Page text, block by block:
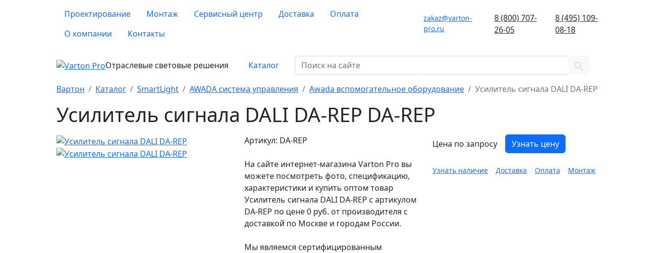
Проектирование Монтаж Сервисный центр Доставка
Оплата
О компании
Контакты
zakaz@varton-
pro.ru
8 (800) 707-
26-05
8 (495) 109-
08-18
Отраслевые световые решения Каталог
Вартон Каталог SmartLight AWADA система управления Awada вспомогательное оборудование Усилитель сигнала DALI DA-REP
Усилитель сигнала DALI DA-REP DA-REP
Артикул: DA-REP
На сайте интернет-магазина Varton Pro вы
можете посмотреть фото, спецификацию,
характеристики и купить оптом товар
Усилитель сигнала DALI DA-REP с артикулом
DA-REP по цене 0 руб. от производителя с
доставкой по Москве и городам России.
Мы являемся сертифицированным
Цена по запросу Узнать цену
Узнать наличие Доставка Оплата Монтаж